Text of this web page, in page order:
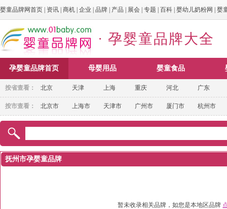
婴童品牌网首页 资讯 商机 企业 品牌 产品 展会 专题 百科 婴幼儿奶粉网 婴
· 孕婴童品牌大全
孕婴童品牌首页 母婴用品 婴童食品
北京 天津 上海 重庆 河北 广东
按省查看：
北京市 上海市 天津市 广州市 厦门市 杭州市
按市查看：
抚州市孕婴童品牌
暂未收录相关品牌，如您是本地区品牌